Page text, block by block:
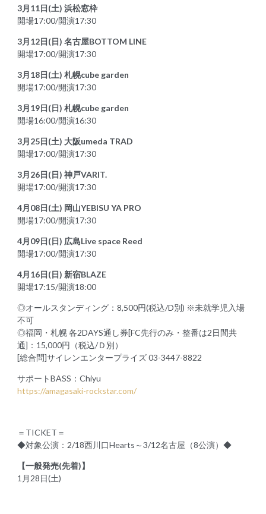
3月11日(土) 浜松窓枠
開場17:00/開演17:30
3月12日(日) 名古屋BOTTOM LINE
開場17:00/開演17:30
3月18日(土) 札幌cube garden
開場17:00/開演17:30
3月19日(日) 札幌cube garden
開場16:00/開演16:30
3月25日(土) 大阪umeda TRAD
開場17:00/開演17:30
3月26日(日) 神戸VARIT.
開場17:00/開演17:30
4月08日(土) 岡山YEBISU YA PRO
開場17:00/開演17:30
4月09日(日) 広島Live space Reed
開場17:00/開演17:30
4月16日(日) 新宿BLAZE
開場17:15/開演18:00
◎オールスタンディング：8,500円(税込/D別) ※未就学児入場
不可
◎福岡・札幌 各2DAYS通し券[FC先行のみ・整番は2日間共
通]：15,000円（税込/Ｄ別）
[総合問]サイレンエンタープライズ 03-3447-8822
サポートBASS：Chiyu
https://amagasaki-rockstar.com/
＝TICKET＝
◆対象公演：2/18西川口Hearts～3/12名古屋（8公演）◆
【一般発売(先着)】
1月28日(土)